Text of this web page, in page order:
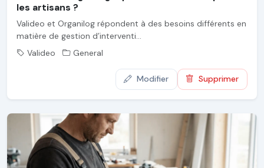
les artisans ?
Valideo et Organilog répondent à des besoins différents en
matière de gestion d’interventi...
Valideo
General
Modifier Supprimer